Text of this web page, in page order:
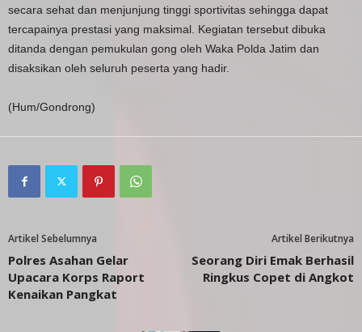
secara sehat dan menjunjung tinggi sportivitas sehingga dapat
tercapainya prestasi yang maksimal. Kegiatan tersebut dibuka
ditanda dengan pemukulan gong oleh Waka Polda Jatim dan
disaksikan oleh seluruh peserta yang hadir.
(Hum/Gondrong)
Artikel Sebelumnya
Polres Asahan Gelar
Upacara Korps Raport
Kenaikan Pangkat
Artikel Berikutnya
Seorang Diri Emak Berhasil
Ringkus Copet di Angkot